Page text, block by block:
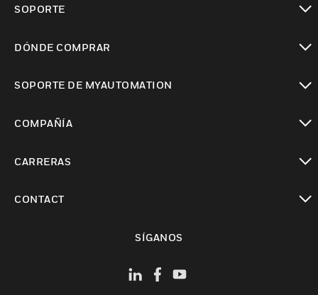
SOPORTE
DÓNDE COMPRAR
SOPORTE DE MYAUTOMATION
COMPAÑÍA
CARRERAS
CONTACT
SÍGANOS